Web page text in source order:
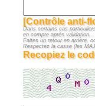
[Contrôle anti-
Dans certains cas
en compte après
Faites un retour en arrière,
Respectez la casse (les
Recopiez le